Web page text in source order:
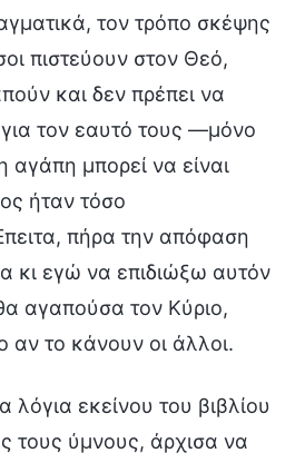
τον τρόπο σκέψης
πιστεύουν στον Θεό,
και δεν πρέπει να
τον εαυτό τους —μόνο
αγάπη μπορεί να είναι
ήταν τόσο
πήρα την απόφαση
κι εγώ να επιδιώξω αυτόν
αγαπούσα τον Κύριο,
αν το κάνουν οι άλλοι.
εκείνου του βιβλίου
τους ύμνους, άρχισα να